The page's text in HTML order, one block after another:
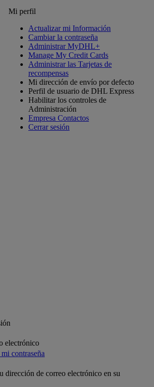
Mi perfil
Actualizar mi Información
Cambiar la contraseña
Administrar MyDHL+
Manage My Credit Cards
Administrar las Tarjetas de
recompensas
Mi dirección de envío por defecto
Perfil de usuario de DHL Express
Habilitar los controles de
Administración
Empresa Contactos
Cerrar sesión
electrónico
contraseña
dirección de correo electrónico en su